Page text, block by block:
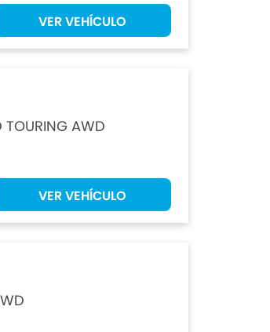
VER VEHÍCULO
AWD
VER VEHÍCULO